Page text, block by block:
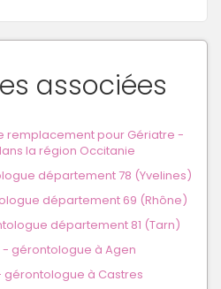
associées
remplacement pour Gériatre -
la région Occitanie
département 78 (Yvelines)
département 69 (Rhône)
département 81 (Tarn)
- gérontologue à Agen
gérontologue à Castres